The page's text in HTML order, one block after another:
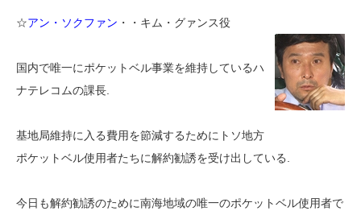
☆アン・ソクファン ・・キム・グァンス役
国内で唯一にポケットベル事業を維持しているハ
ナテレコムの課長.
基地局維持に入る費用を節減するためにトソ地方
ポケットベル使用者たちに解約勧誘を受け出している.
今日も解約勧誘のために南海地域の唯一のポケットベル使用者で